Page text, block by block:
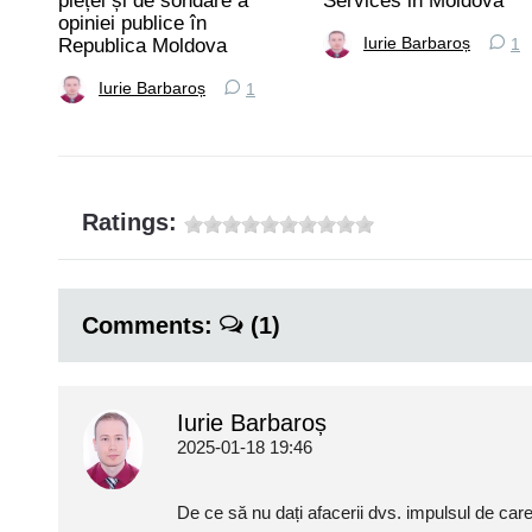
opiniei publice în
Republica Moldova
Iurie Barbaroș 1
Iurie Barbaroș 1
Ratings:
Comments: (1)
Iurie Barbaroș
2025-01-18 19:46
De ce să nu dați afacerii dvs. impulsul de